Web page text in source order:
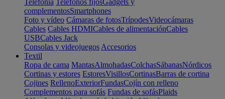
Telefonía Teléfonos fijosGadgets y
complementosSmartphones
Foto y vídeo Cámaras de fotosTrípodesVideocámaras
Cables Cables HDMICables de alimentaciónCables
USBCables Jack
Consolas y videojuegos Accesorios
Textil
Ropa de cama MantasAlmohadasColchasSábanasNórdicos
Cortinas y estores EstoresVisillosCortinasBarras de cortina
Cojines RellenoExteriorFundasCojín con relleno
Complementos para sofás Fundas de sofásPlaids